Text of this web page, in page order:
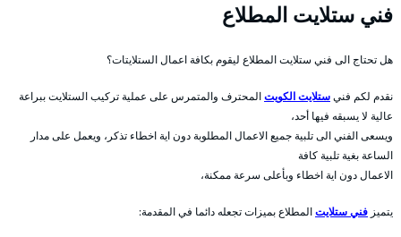
فني ستلايت المطلاع
هل تحتاج الى فني ستلايت المطلاع ليقوم بكافة اعمال الستلايتات؟
نقدم لكم فنيستلايت الكويتالمحترف والمتمرس على عملية تركيب الستلايت ببراعة
عالية لا يسبقه فيها أحد،
ويسعى الفني الى تلبية جميع الاعمال المطلوبة دون اية اخطاء تذكر، ويعمل على مدار
الساعة بغية تلبية كافة
الاعمال دون اية اخطاء وبأعلى سرعة ممكنة،
يتميز فني ستلايتالمطلاع بميزات تجعله دائما في المقدمة: